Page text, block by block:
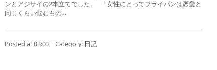
ンとアジサイの2本立てでした。 「女性にとってフライパンは恋愛と
同じくらい悩むもの…
Posted at 03:00 | Category: 日記